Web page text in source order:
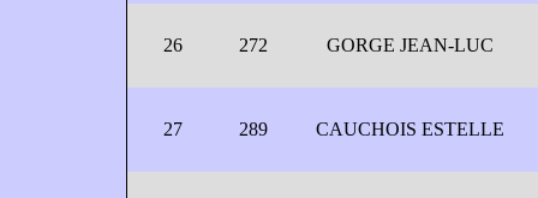
26 272 GORGE JEAN-LUC
27 289 CAUCHOIS ESTELLE